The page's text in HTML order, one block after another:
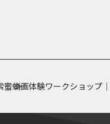
蜜蝋画体験ワークショップ